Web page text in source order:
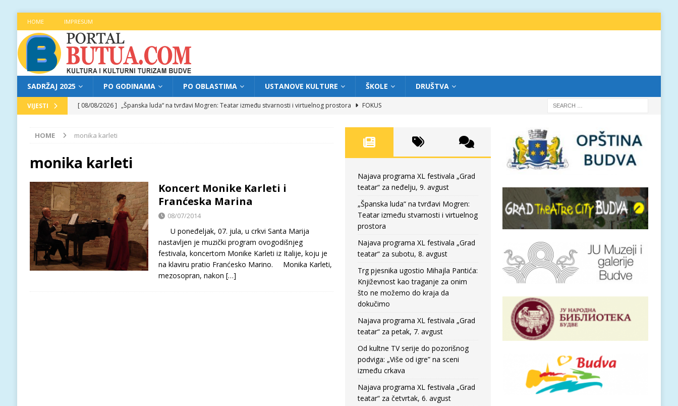
HOME IMPRESUM
SADRŽAJ 2025 PO GODINAMA PO OBLASTIMA USTANOVE KULTURE ŠKOLE DRUŠTVA
VIJESTI [ 08/08/2026 ] „Španska luda“ na tvrđavi Mogren: Teatar između stvarnosti i virtuelnog prostora
FOKUS
[ 07/08/2026 ]
Trg pjesnika ugostio Mihajla Pantića: Književnost kao traganje za onim što ne možemo do kraja da dokučimo
FOKUS
[ 08/08/2026 ] Najava programa XL festivala „Grad teatar“ za neđelju, 9. avgust
HOME monika karleti
monika karleti
Koncert Monike Karleti i
Franćeska Marina
08/07/2014
U poneđeljak, 07. jula, u crkvi Santa Marija
nastavljen je muzički program ovogodišnjeg
festivala, koncertom Monike Karleti iz Italije, koju je
na klaviru pratio Franćesko Marino. Monika Karleti,
mezosopran, nakon […]
Najava programa XL festivala „Grad
teatar“ za neđelju, 9. avgust
„Španska luda“ na tvrđavi Mogren:
Teatar između stvarnosti i virtuelnog
prostora
Najava programa XL festivala „Grad
teatar“ za subotu, 8. avgust
Trg pjesnika ugostio Mihajla Pantića:
Književnost kao traganje za onim
što ne možemo do kraja da
dokučimo
Najava programa XL festivala „Grad
teatar“ za petak, 7. avgust
Od kultne TV serije do pozorišnog
podviga: „Više od igre” na sceni
između crkava
Najava programa XL festivala „Grad
teatar“ za četvrtak, 6. avgust